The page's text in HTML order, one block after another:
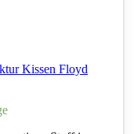
Kissen Floyd